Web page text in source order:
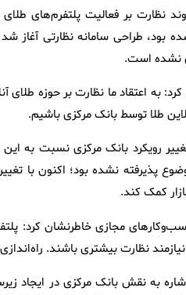
شده بود، طراحی سامانه نظارتی
نشده است.
به اعتقاد ما نظارت بر حوزه طلای
طلا توسط بانک مرکزی باشیم.
رویکرد بانک مرکزی نسبت به
پذیرفته نشده بود؛ اکنون با
کمک کند.
مجازی خاطرنشان کرد:
نظارت بیشتری باشند.
به نقش بانک مرکزی در ایجاد